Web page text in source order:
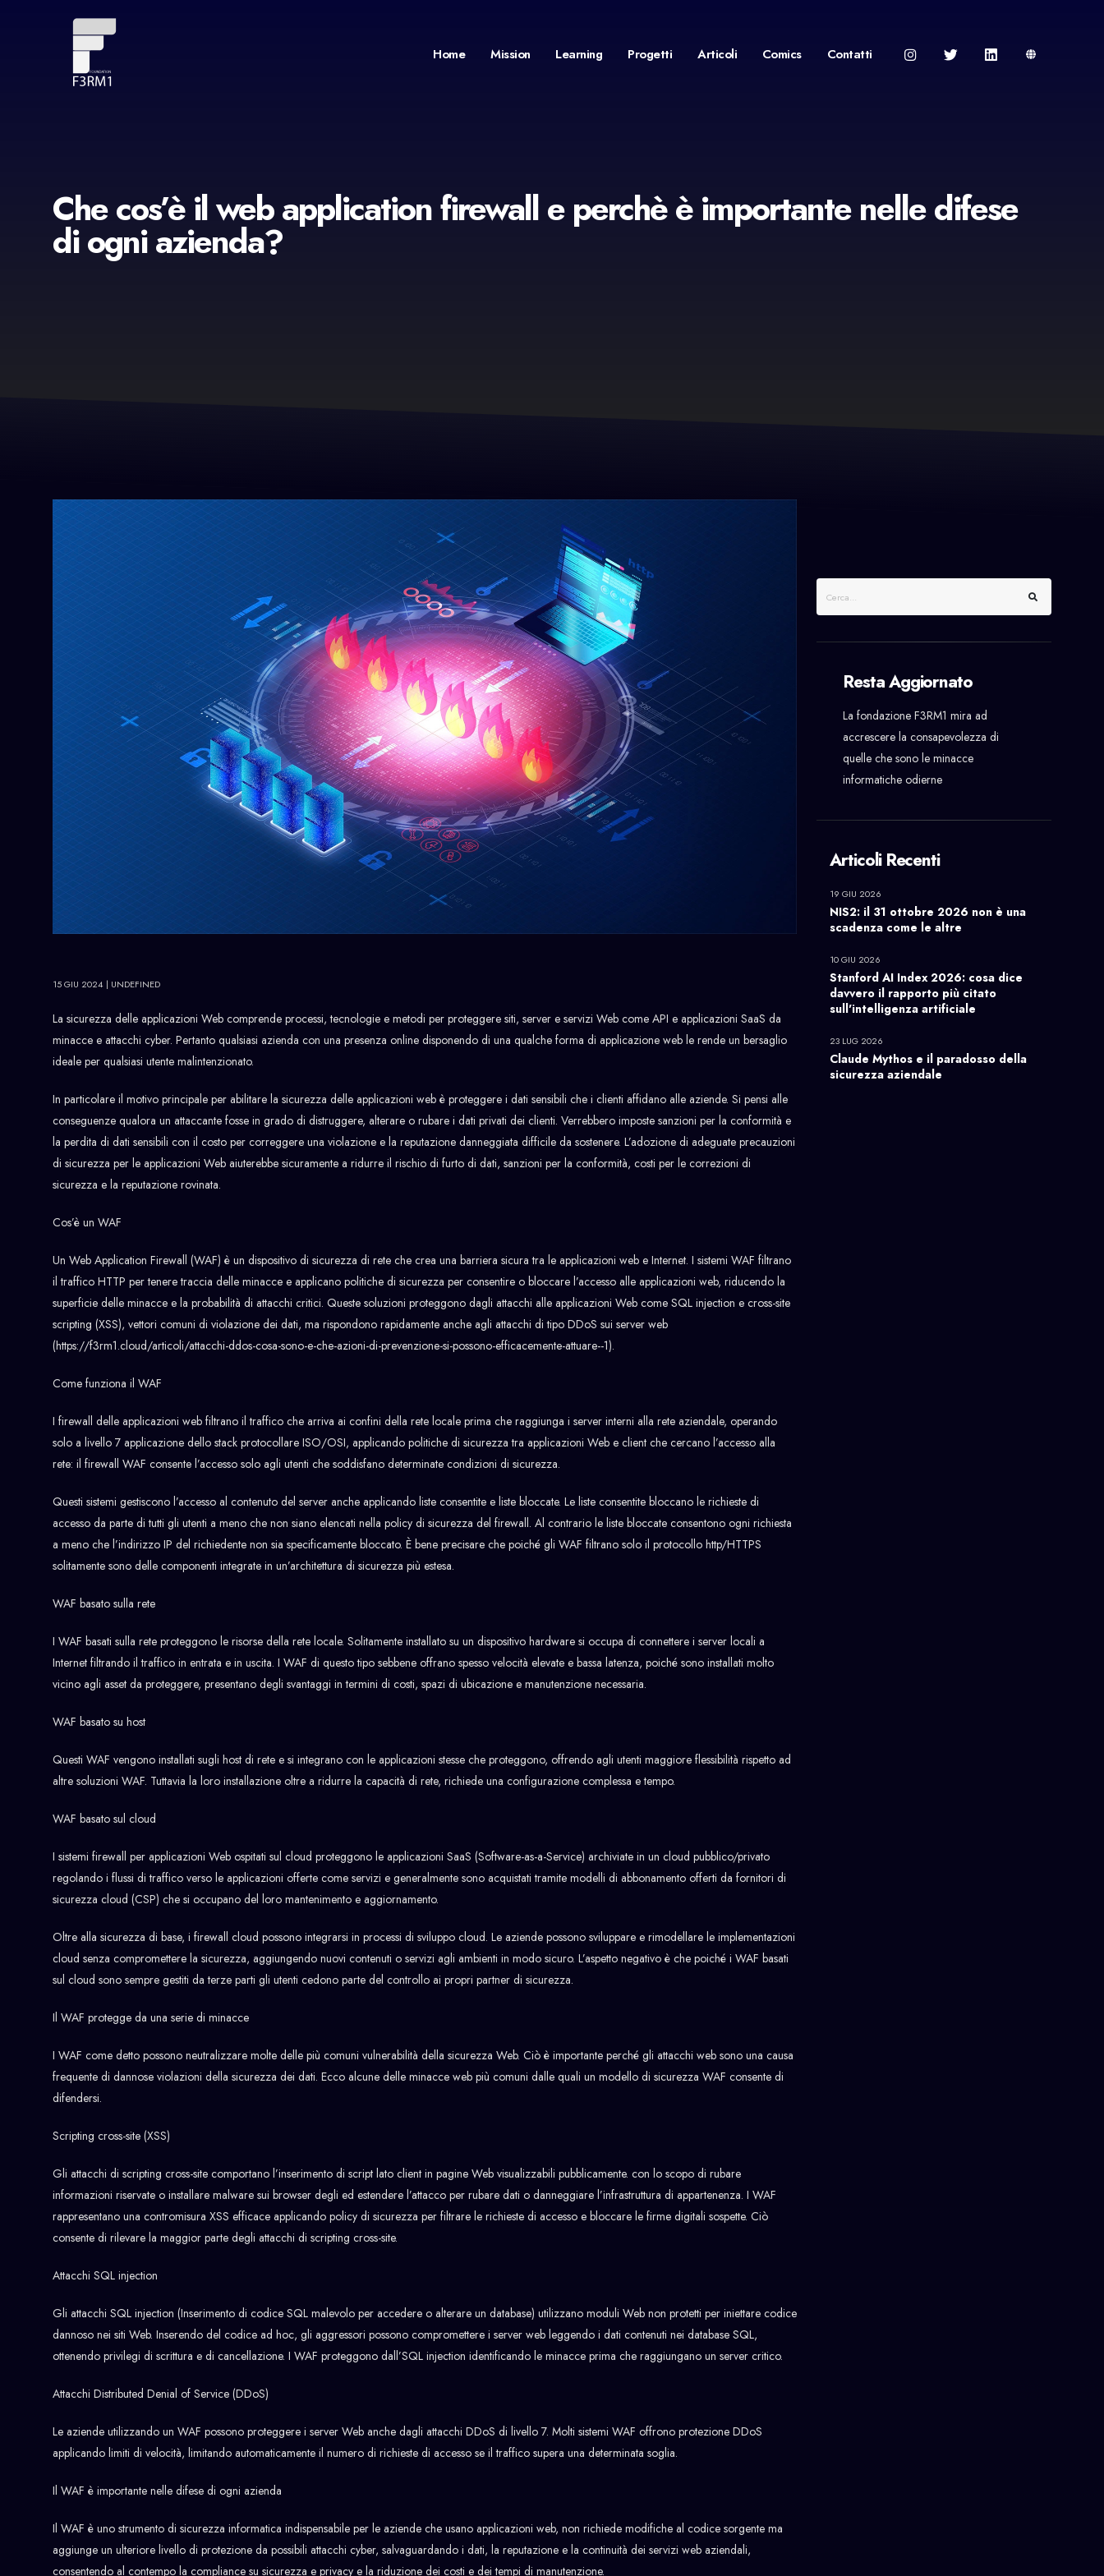
Home Mission Learning Progetti Articoli Comics Contatti
Che cos’è il web application firewall e perchè è importante nelle difese
di ogni azienda?
15 GIU 2024 | UNDEFINED
La sicurezza delle applicazioni Web comprende processi, tecnologie e metodi per proteggere siti, server e servizi Web come API e applicazioni SaaS da
minacce e attacchi cyber. Pertanto qualsiasi azienda con una presenza online disponendo di una qualche forma di applicazione web le rende un bersaglio
ideale per qualsiasi utente malintenzionato.
In particolare il motivo principale per abilitare la sicurezza delle applicazioni web è proteggere i dati sensibili che i clienti affidano alle aziende. Si pensi alle
conseguenze qualora un attaccante fosse in grado di distruggere, alterare o rubare i dati privati ​​dei clienti. Verrebbero imposte sanzioni per la conformità e
la perdita di dati sensibili con il costo per correggere una violazione e la reputazione danneggiata difficile da sostenere. L’adozione di adeguate precauzioni
di sicurezza per le applicazioni Web aiuterebbe sicuramente a ridurre il rischio di furto di dati, sanzioni per la conformità, costi per le correzioni di
sicurezza e la reputazione rovinata.
Cos’è un WAF
Un Web Application Firewall (WAF) è un dispositivo di sicurezza di rete che crea una barriera sicura tra le applicazioni web e Internet. I sistemi WAF filtrano
il traffico HTTP per tenere traccia delle minacce e applicano politiche di sicurezza per consentire o bloccare l’accesso alle applicazioni web, riducendo la
superficie delle minacce e la probabilità di attacchi critici. Queste soluzioni proteggono dagli attacchi alle applicazioni Web come SQL injection e cross-site
scripting (XSS), vettori comuni di violazione dei dati, ma rispondono rapidamente anche agli attacchi di tipo DDoS sui server web
(https://f3rm1.cloud/articoli/attacchi-ddos-cosa-sono-e-che-azioni-di-prevenzione-si-possono-efficacemente-attuare--1).
Come funziona il WAF
I firewall delle applicazioni web filtrano il traffico che arriva ai confini della rete locale prima che raggiunga i server interni alla rete aziendale, operando
solo a livello 7 applicazione dello stack protocollare ISO/OSI, applicando politiche di sicurezza tra applicazioni Web e client che cercano l’accesso alla
rete: il firewall WAF consente l’accesso solo agli utenti che soddisfano determinate condizioni di sicurezza.
Questi sistemi gestiscono l’accesso al contenuto del server anche applicando liste consentite e liste bloccate. Le liste consentite bloccano le richieste di
accesso da parte di tutti gli utenti a meno che non siano elencati nella policy di sicurezza del firewall. Al contrario le liste bloccate consentono ogni richiesta
a meno che l’indirizzo IP del richiedente non sia specificamente bloccato. È bene precisare che poiché gli WAF filtrano solo il protocollo http/HTTPS
solitamente sono delle componenti integrate in un’architettura di sicurezza più estesa.
WAF basato sulla rete
I WAF basati sulla rete proteggono le risorse della rete locale. Solitamente installato su un dispositivo hardware si occupa di connettere i server locali a
Internet filtrando il traffico in entrata e in uscita. I WAF di questo tipo sebbene offrano spesso velocità elevate e bassa latenza, poiché sono installati molto
vicino agli asset da proteggere, presentano degli svantaggi in termini di costi, spazi di ubicazione e manutenzione necessaria.
WAF basato su host
Questi WAF vengono installati sugli host di rete e si integrano con le applicazioni stesse che proteggono, offrendo agli utenti maggiore flessibilità rispetto ad
altre soluzioni WAF. Tuttavia la loro installazione oltre a ridurre la capacità di rete, richiede una configurazione complessa e tempo.
WAF basato sul cloud
I sistemi firewall per applicazioni Web ospitati sul cloud proteggono le applicazioni SaaS (Software-as-a-Service) archiviate in un cloud pubblico/privato
regolando i flussi di traffico verso le applicazioni offerte come servizi e generalmente sono acquistati tramite modelli di abbonamento offerti da fornitori di
sicurezza cloud (CSP) che si occupano del loro mantenimento e aggiornamento.
Oltre alla sicurezza di base, i firewall cloud possono integrarsi in processi di sviluppo cloud. Le aziende possono sviluppare e rimodellare le implementazioni
cloud senza compromettere la sicurezza, aggiungendo nuovi contenuti o servizi agli ambienti in modo sicuro. L’aspetto negativo è che poiché i WAF basati
sul cloud sono sempre gestiti da terze parti gli utenti cedono parte del controllo ai propri partner di sicurezza.
Il WAF protegge da una serie di minacce
I WAF come detto possono neutralizzare molte delle più comuni vulnerabilità della sicurezza Web. Ciò è importante perché gli attacchi web sono una causa
frequente di dannose violazioni della sicurezza dei dati. Ecco alcune delle minacce web più comuni dalle quali un modello di sicurezza WAF consente di
difendersi.
Scripting cross-site (XSS)
Gli attacchi di scripting cross-site comportano l’inserimento di script lato client in pagine Web visualizzabili pubblicamente. con lo scopo di rubare
informazioni riservate o installare malware sui browser degli ed estendere l’attacco per rubare dati o danneggiare l’infrastruttura di appartenenza. I WAF
rappresentano una contromisura XSS efficace applicando policy di sicurezza per filtrare le richieste di accesso e bloccare le firme digitali sospette. Ciò
consente di rilevare la maggior parte degli attacchi di scripting cross-site.
Attacchi SQL injection
Gli attacchi SQL injection (Inserimento di codice SQL malevolo per accedere o alterare un database) utilizzano moduli Web non protetti per iniettare codice
dannoso nei siti Web. Inserendo del codice ad hoc, gli aggressori possono compromettere i server web leggendo i dati contenuti nei database SQL,
ottenendo privilegi di scrittura e di cancellazione. I WAF proteggono dall’SQL injection identificando le minacce prima che raggiungano un server critico.
Attacchi Distributed Denial of Service (DDoS)
Le aziende utilizzando un WAF possono proteggere i server Web anche dagli attacchi DDoS di livello 7. Molti sistemi WAF offrono protezione DDoS
applicando limiti di velocità, limitando automaticamente il numero di richieste di accesso se il traffico supera una determinata soglia.
Il WAF è importante nelle difese di ogni azienda
Il WAF è uno strumento di sicurezza informatica indispensabile per le aziende che usano applicazioni web, non richiede modifiche al codice sorgente ma
aggiunge un ulteriore livello di protezione da possibili attacchi cyber, salvaguardando i dati, la reputazione e la continuità dei servizi web aziendali,
consentendo al contempo la compliance su sicurezza e privacy e la riduzione dei costi e dei tempi di manutenzione.
Resta Aggiornato
La fondazione F3RM1 mira ad
accrescere la consapevolezza di
quelle che sono le minacce
informatiche odierne
Articoli Recenti
19 GIU 2026
NIS2: il 31 ottobre 2026 non è una
scadenza come le altre
10 GIU 2026
Stanford AI Index 2026: cosa dice
davvero il rapporto più citato
sull'intelligenza artificiale
23 LUG 2026
Claude Mythos e il paradosso della
sicurezza aziendale